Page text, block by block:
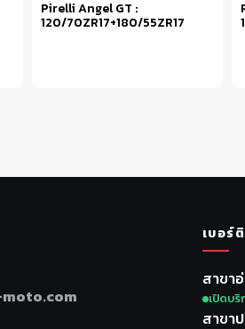
Pirelli Angel GT :
120/70ZR17+180/55ZR17
moto.com
เบอร์
สาขา
เปิดบริ
สาขา